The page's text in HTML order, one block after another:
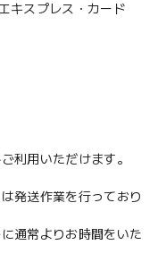
スプレス・カード
利用いただけます。
発送作業を行っており
通常よりお時間をいた